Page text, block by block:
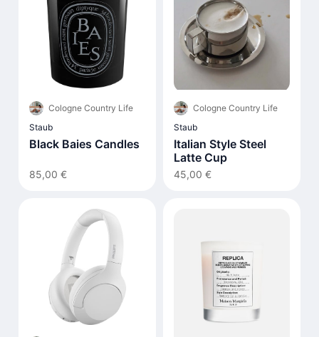
Cologne Country Life
Staub
Black Baies Candles
85,00 €
Cologne Country Life
Staub
Italian Style Steel
Latte Cup
45,00 €